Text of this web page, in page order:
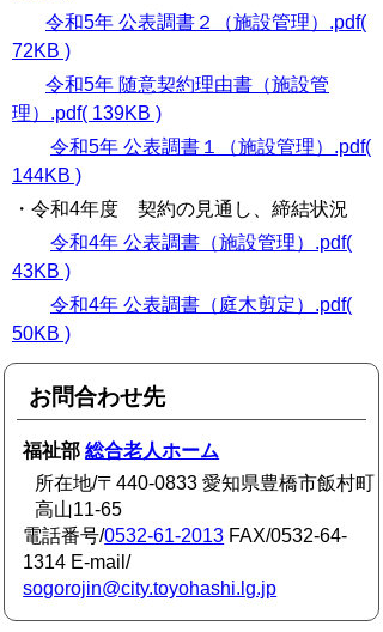
令和5年 公表調書２（施設管理）.pdf(
72KB )
令和5年 随意契約理由書（施設管
理）.pdf( 139KB )
令和5年 公表調書１（施設管理）.pdf(
144KB )
・令和4年度 契約の見通し、締結状況
令和4年 公表調書（施設管理）.pdf(
43KB )
令和4年 公表調書（庭木剪定）.pdf(
50KB )
お問合わせ先
福祉部総合老人ホーム
所在地/〒440-0833 愛知県豊橋市飯村町
高山11-65
電話番号/0532-61-2013 FAX/0532-64-
1314 E-mail/
sogorojin@city.toyohashi.lg.jp